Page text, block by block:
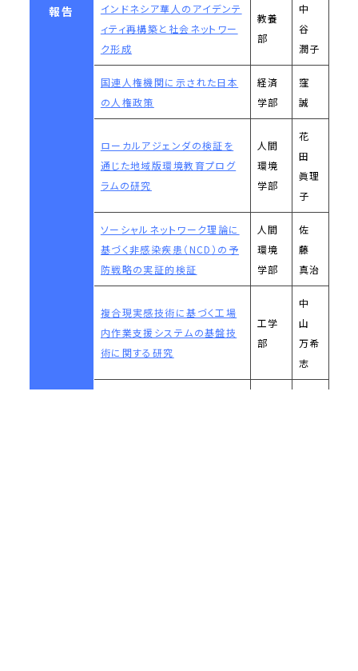
報告
インドネシア華人のアイデンテ
ィティ再構築と社会ネットワー
ク形成
教養
部
中
谷
潤子
国連人権機関に示された日本
の人権政策
経済
学部
窪
誠
ローカルアジェンダの検証を
通じた地域版環境教育プログ
ラムの研究
人間
環境
学部
花
田
眞理
子
ソーシャルネットワーク理論に
基づく非感染疾患（NCD）の予
防戦略の実証的検証
人間
環境
学部
佐
藤
真治
複合現実感技術に基づく工場
内作業支援システムの基盤技
術に関する研究
工学
部
中
山
万希
志